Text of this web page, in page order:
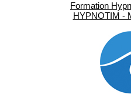
Formation
HYPNOTIM -